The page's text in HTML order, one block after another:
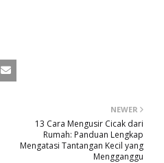
NEWER
13 Cara Mengusir Cicak dari
Rumah: Panduan Lengkap
Mengatasi Tantangan Kecil yang
Mengganggu